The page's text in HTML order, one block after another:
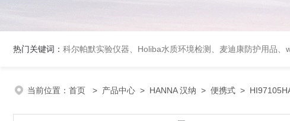
热门关键词： 科尔帕默实验仪器、Holiba水质环境检测、麦迪康防护用品
当前位置： 首页 > 产品中心 > HANNA 汉纳 > 便携式 >